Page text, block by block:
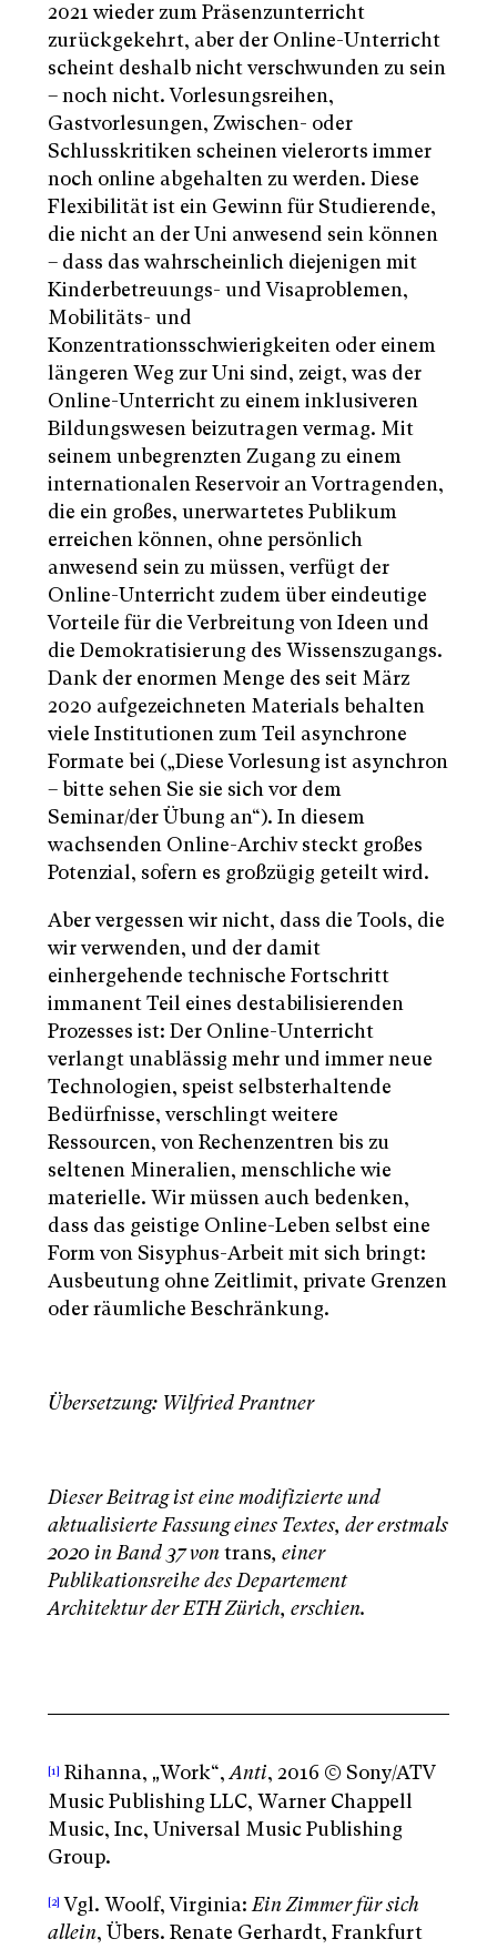
2021 wieder zum Präsenzunterricht
zurückgekehrt, aber der Online-Unterricht
scheint deshalb nicht verschwunden zu sein
– noch nicht. Vorlesungsreihen,
Gastvorlesungen, Zwischen- oder
Schlusskritiken scheinen vielerorts immer
noch online abgehalten zu werden. Diese
Flexibilität ist ein Gewinn für Studierende,
die nicht an der Uni anwesend sein können
– dass das wahrscheinlich diejenigen mit
Kinderbetreuungs- und Visaproblemen,
Mobilitäts- und
Konzentrationsschwierigkeiten oder einem
längeren Weg zur Uni sind, zeigt, was der
Online-Unterricht zu einem inklusiveren
Bildungswesen beizutragen vermag. Mit
seinem unbegrenzten Zugang zu einem
internationalen Reservoir an Vortragenden,
die ein großes, unerwartetes Publikum
erreichen können, ohne persönlich
anwesend sein zu müssen, verfügt der
Online-Unterricht zudem über eindeutige
Vorteile für die Verbreitung von Ideen und
die Demokratisierung des Wissenszugangs.
Dank der enormen Menge des seit März
2020 aufgezeichneten Materials behalten
viele Institutionen zum Teil asynchrone
Formate bei („Diese Vorlesung ist asynchron
– bitte sehen Sie sie sich vor dem
Seminar/der Übung an“). In diesem
wachsenden Online-Archiv steckt großes
Potenzial, sofern es großzügig geteilt wird.
Aber vergessen wir nicht, dass die Tools, die
wir verwenden, und der damit
einhergehende technische Fortschritt
immanent Teil eines destabilisierenden
Prozesses ist: Der Online-Unterricht
verlangt unablässig mehr und immer neue
Technologien, speist selbsterhaltende
Bedürfnisse, verschlingt weitere
Ressourcen, von Rechenzentren bis zu
seltenen Mineralien, menschliche wie
materielle. Wir müssen auch bedenken,
dass das geistige Online-Leben selbst eine
Form von Sisyphus-Arbeit mit sich bringt:
Ausbeutung ohne Zeitlimit, private Grenzen
oder räumliche Beschränkung.
Übersetzung: Wilfried Prantner
Dieser Beitrag ist eine modifizierte und
aktualisierte Fassung eines Textes, der erstmals
2020 in Band 37 von trans, einer
Publikationsreihe des Departement
Architektur der ETH Zürich, erschien.
[1] Rihanna, „Work“,Anti, 2016 © Sony/ATV
Music Publishing LLC, Warner Chappell
Music, Inc, Universal Music Publishing
Group.
[2] Vgl. Woolf, Virginia: Ein Zimmer für sich
allein, Übers. Renate Gerhardt, Frankfurt